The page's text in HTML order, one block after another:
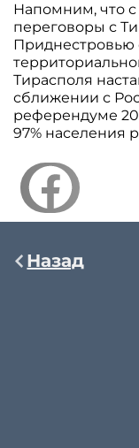
Напомним, что
переговоры с
Приднестровью
Тирасполя
сближении с
референдуме
97% населения
Назад